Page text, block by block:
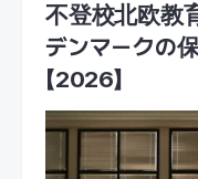
不登校北欧教
デンマークの
【2026】